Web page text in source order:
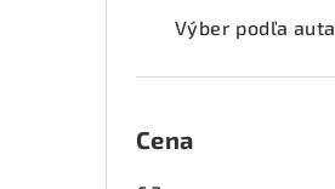
Výber podľa auta
Cena